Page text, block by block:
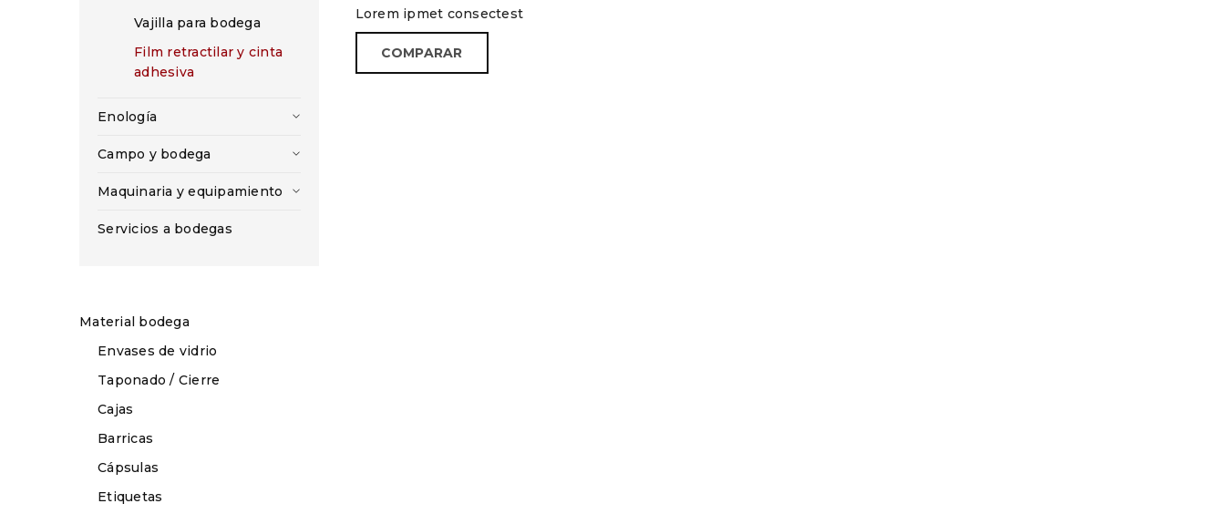
Vajilla para bodega
Film retractilar y cinta
adhesiva
Enología
Campo y bodega
Maquinaria y equipamiento
Servicios a bodegas
Material bodega
Envases de vidrio
Taponado / Cierre
Cajas
Barricas
Cápsulas
Etiquetas
Lorem ipmet consectest
COMPARAR